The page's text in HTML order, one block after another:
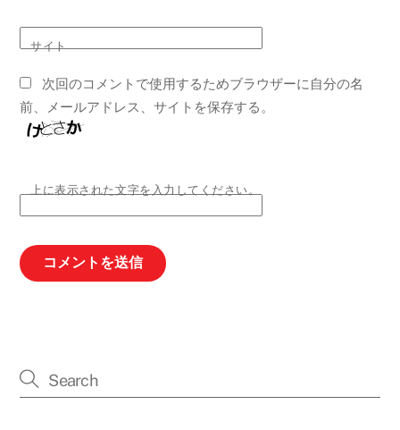
サイト
次回のコメントで使用するためブラウザーに自分の名
前、メールアドレス、サイトを保存する。
上に表示された文字を入力してください。